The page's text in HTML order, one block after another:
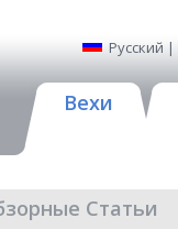
Русский |
Вехи
Статьи